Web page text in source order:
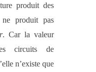
produit des
produit pas
. Car la valeur
circuits de
n’existe que